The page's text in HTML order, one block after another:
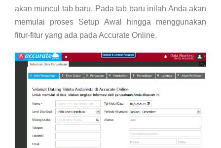
akan muncul tab baru. Pada tab baru inilah Anda akan
memulai proses Setup Awal hingga menggunakan
fitur-fitur yang ada pada Accurate Online.